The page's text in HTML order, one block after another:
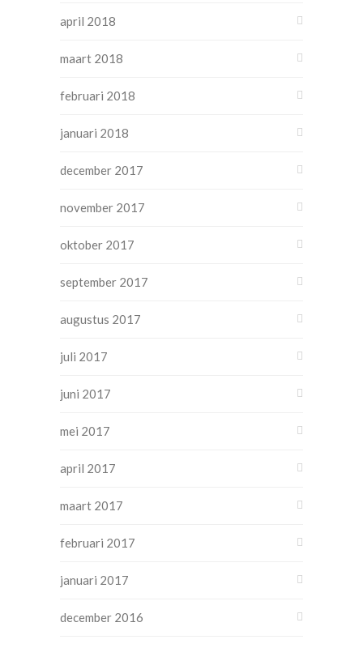
april 2018
maart 2018
februari 2018
januari 2018
december 2017
november 2017
oktober 2017
september 2017
augustus 2017
juli 2017
juni 2017
mei 2017
april 2017
maart 2017
februari 2017
januari 2017
december 2016